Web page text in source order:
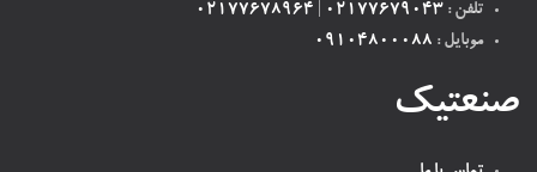
تلفن : 02177679043
02177678964
موبایل : 09104800088
صنعتیک